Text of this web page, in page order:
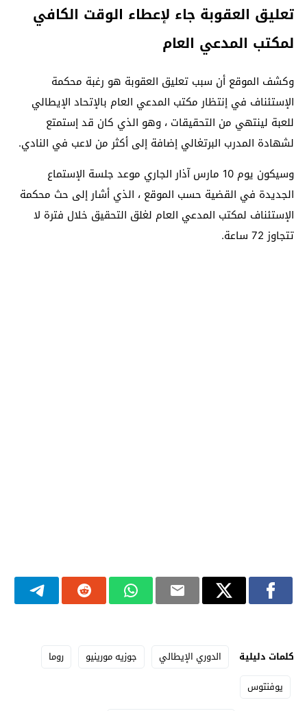
تعليق العقوبة جاء لإعطاء الوقت الكافي
لمكتب المدعي العام
وكشف الموقع أن سبب تعليق العقوبة هو رغبة محكمة
الإستئناف في إنتظار مكتب المدعي العام بالإتحاد الإيطالي
للعبة لينتهي من التحقيقات ، وهو الذي كان قد إستمتع
لشهادة المدرب البرتغالي إضافة إلى أكثر من لاعب في النادي.
وسيكون يوم 10 مارس آذار الجاري موعد جلسة الإستماع
الجديدة في القضية حسب الموقع ، الذي أشار إلى حث محكمة
الإستئناف لمكتب المدعي العام لغلق التحقيق خلال فترة لا
تتجاوز 72 ساعة.
كلمات دليلية الدوري الإيطالي جوزيه مورينيو
روما
يوفنتوس